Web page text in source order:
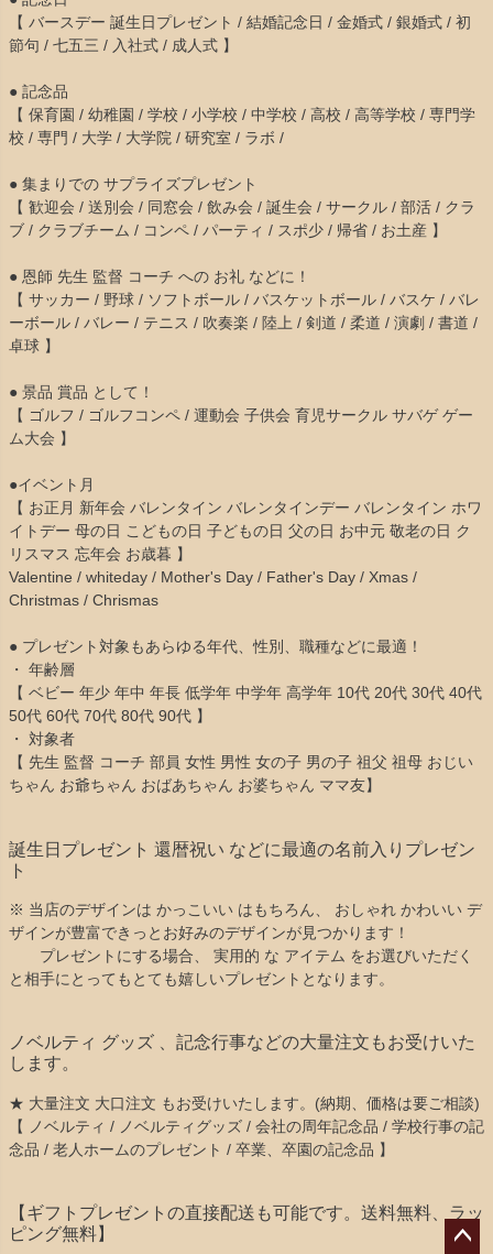
【 バースデー 誕生日プレゼント / 結婚記念日 / 金婚式 / 銀婚式 / 初
節句 / 七五三 / 入社式 / 成人式 】
● 記念品
【 保育園 / 幼稚園 / 学校 / 小学校 / 中学校 / 高校 / 高等学校 / 専門学
校 / 専門 / 大学 / 大学院 / 研究室 / ラボ /
● 集まりでの サプライズプレゼント
【 歓迎会 / 送別会 / 同窓会 / 飲み会 / 誕生会 / サークル / 部活 / クラ
ブ / クラブチーム / コンペ / パーティ / スポ少 / 帰省 / お土産 】
● 恩師 先生 監督 コーチ への お礼 などに！
【 サッカー / 野球 / ソフトボール / バスケットボール / バスケ / バレ
ーボール / バレー / テニス / 吹奏楽 / 陸上 / 剣道 / 柔道 / 演劇 / 書道 /
卓球 】
● 景品 賞品 として！
【 ゴルフ / ゴルフコンペ / 運動会 子供会 育児サークル サバゲ ゲー
ム大会 】
●イベント月
【 お正月 新年会 バレンタイン バレンタインデー バレンタイン ホワ
イトデー 母の日 こどもの日 子どもの日 父の日 お中元 敬老の日 ク
リスマス 忘年会 お歳暮 】
Valentine / whiteday / Mother's Day / Father's Day / Xmas /
Christmas / Chrismas
● プレゼント対象もあらゆる年代、性別、職種などに最適！
・ 年齢層
【 ベビー 年少 年中 年長 低学年 中学年 高学年 10代 20代 30代 40代
50代 60代 70代 80代 90代 】
・ 対象者
【 先生 監督 コーチ 部員 女性 男性 女の子 男の子 祖父 祖母 おじい
ちゃん お爺ちゃん おばあちゃん お婆ちゃん ママ友】
誕生日プレゼント 還暦祝い などに最適の名前入りプレゼン
ト
※ 当店のデザインは かっこいい はもちろん、 おしゃれ かわいい デ
ザインが豊富できっとお好みのデザインが見つかります！
プレゼントにする場合、 実用的 な アイテム をお選びいただく
と相手にとってもとても嬉しいプレゼントとなります。
ノベルティ グッズ 、記念行事などの大量注文もお受けいた
します。
★ 大量注文 大口注文 もお受けいたします。(納期、価格は要ご相談)
【 ノベルティ / ノベルティグッズ / 会社の周年記念品 / 学校行事の記
念品 / 老人ホームのプレゼント / 卒業、卒園の記念品 】
【ギフトプレゼントの直接配送も可能です。送料無料、ラッ
ピング無料】